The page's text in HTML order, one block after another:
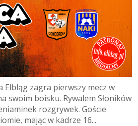
Elbląg zagra pierwszy mecz w
swoim boisku. Rywalem Słoników
rozgrywek. Goście
mając w kadrze 16...